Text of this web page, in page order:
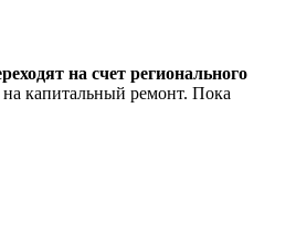
на счет регионального
капитальный ремонт. Пока